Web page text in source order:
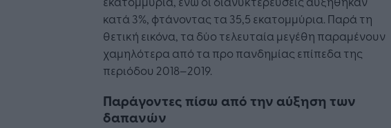
κατά 3%, φτάνοντας τα 35,5 εκατομμύρια. Παρά τη
θετική εικόνα, τα δύο τελευταία μεγέθη παραμένουν
χαμηλότερα από τα προ πανδημίας επίπεδα της
περιόδου 2018–2019.
Παράγοντες πίσω από την αύξηση των
δαπανών